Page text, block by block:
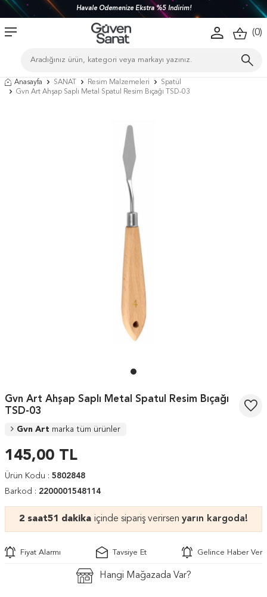
Havale Ödemenize Ekstra %5 İndirim!
(0)
Anasayfa SANAT Resim Malzemeleri
Spatül
Gvn Art Ahşap Saplı Metal Spatul Resim Bıçağı TSD-03
Gvn Art Ahşap Saplı Metal Spatul Resim Bıçağı
TSD-03
Gvn Art marka tüm ürünler
145,00 TL
Ürün Kodu : 5802848
Barkod : 2200001548114
2 saat51 dakika içinde sipariş verirsen yarın kargoda!
Fiyat Alarmı Tavsiye Et Gelince Haber Ver
Hangi Mağazada Var?